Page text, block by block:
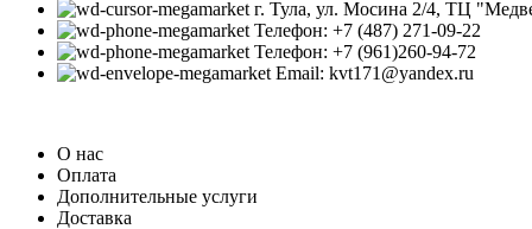
г. Тула, ул. Мосина 2/4, ТЦ
Телефон: +7 (487) 271-09-22
Телефон: +7 (961)260-94-72
Email: kvt171@yandex.ru
О нас
Оплата
Дополнительные услуги
Доставка